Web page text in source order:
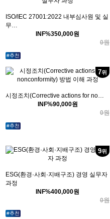
ISO/IEC 27001:2022 내부심사원 및 실
무…
INF%350,000원
0원
#추천
시정조치(Corrective actions for no…
INF%90,000원
0원
7위
#추천
ESG(환경·사회·지배구조) 경영 실무자
과정
INF%400,000원
0원
9위
#추천